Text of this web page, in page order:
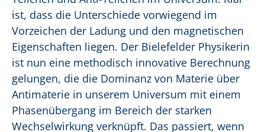
ist, dass die Unterschiede vorwiegend im
Vorzeichen der Ladung und den magnetischen
Eigenschaften liegen. Der Bielefelder Physikerin
ist nun eine methodisch innovative Berechnung
gelungen, die die Dominanz von Materie über
Antimaterie in unserem Universum mit einem
Phasenübergang im Bereich der starken
Wechselwirkung verknüpft. Das passiert, wenn